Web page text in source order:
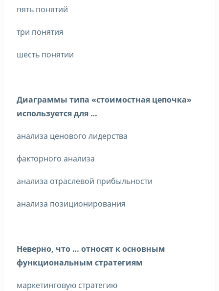
пять понятий
три понятия
шесть понятии
Диаграммы типа «стоимостная цепочка»
используется для …
анализа ценового лидерства
факторного анализа
анализа отраслевой прибыльности
анализа позиционирования
Неверно, что … относят к основным
функциональным стратегиям
маркетинговую стратегию